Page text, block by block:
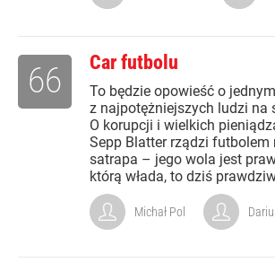
Car futbolu
To będzie opowieść o jednym
z najpotężniejszych ludzi na
O korupcji i wielkich
Sepp Blatter rządzi
satrapa – jego wola jest
którą włada, to dziś
66
Michał Pol